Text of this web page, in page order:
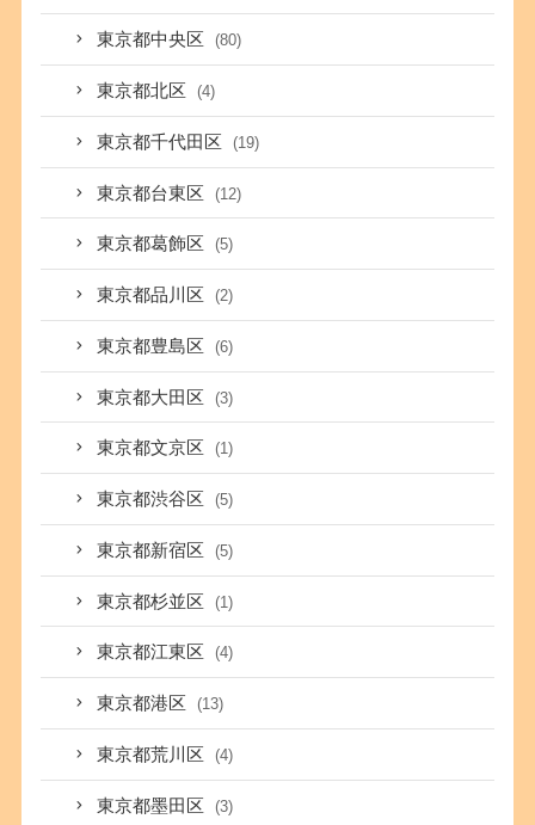
東京都中央区 (80)
東京都北区 (4)
東京都千代田区 (19)
東京都台東区 (12)
東京都葛飾区 (5)
東京都品川区 (2)
東京都豊島区 (6)
東京都大田区 (3)
東京都文京区 (1)
東京都渋谷区 (5)
東京都新宿区 (5)
東京都杉並区 (1)
東京都江東区 (4)
東京都港区 (13)
東京都荒川区 (4)
東京都墨田区 (3)